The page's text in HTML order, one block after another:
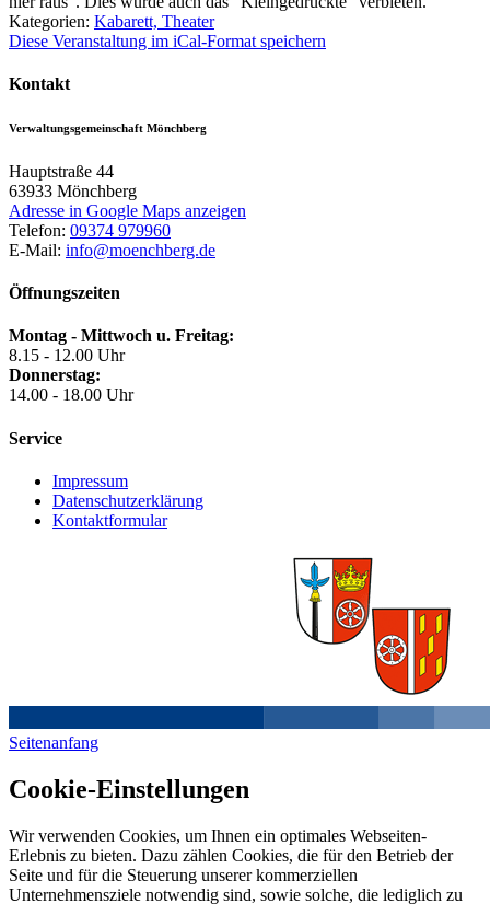
Kategorien: Kabarett, Theater
Diese Veranstaltung im iCal-Format speichern
Kontakt
Verwaltungsgemeinschaft Mönchberg
Hauptstraße 44
63933 Mönchberg
Adresse in Google Maps anzeigen
Telefon: 09374 979960
E-Mail: info@moenchberg.de
Öffnungszeiten
Montag - Mittwoch u. Freitag:
8.15 - 12.00 Uhr
Donnerstag:
14.00 - 18.00 Uhr
Service
Impressum
Datenschutzerklärung
Kontaktformular
Seitenanfang
Cookie-Einstellungen
Wir verwenden Cookies, um Ihnen ein optimales Webseiten-
Erlebnis zu bieten. Dazu zählen Cookies, die für den Betrieb der
Seite und für die Steuerung unserer kommerziellen
Unternehmensziele notwendig sind, sowie solche, die lediglich zu